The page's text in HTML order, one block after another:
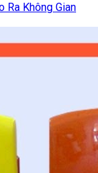
Ra Không Gian